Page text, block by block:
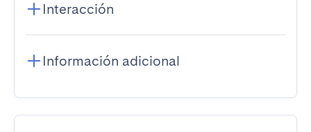
Interacción
Información adicional